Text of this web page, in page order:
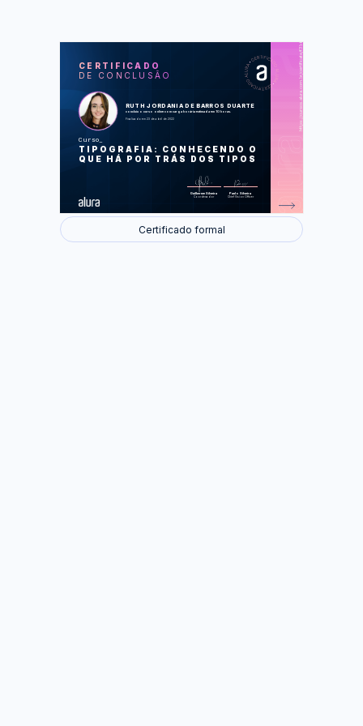
CERTIFICADO
DE CONCLUSÃO
RUTH JORDANIA DE BARROS DUARTE
concluiu o curso online com carga horária estimada em 10 horas.
Finalizado em 23 de abril de 2022
Curso
TIPOGRAFIA: CONHECENDO O
QUE HÁ POR TRÁS DOS TIPOS
Guilherme Silveira
Coordenador
Paulo Silveira
Chief Vision Officer
https://cursos.alura.com.br/certificate/f3b6b8a6-b2df-47e3-bbe6-bc16ad1f9e99
LAS
O que é tipografia
Caracterizando a letra
Aprofundamento conhecimento de
caracter e paragrafo
Certificado formal